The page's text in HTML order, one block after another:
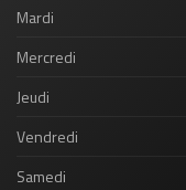
Mardi
Mercredi
Jeudi
Vendredi
Samedi